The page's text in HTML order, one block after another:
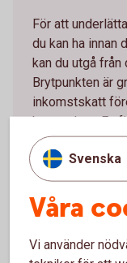
För att
du kan ha innan
kan du utgå från
Brytpunkten är
inkomstskatt
brytpunkter. En
årets ingång
ingång.
Du som inte
total årsinkomst
vilket motsvarar
Svenska
Våra
Vi använder